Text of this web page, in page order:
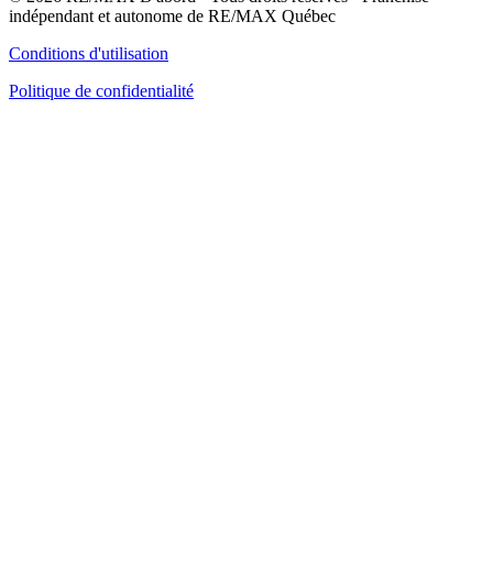
indépendant et autonome de RE/MAX Québec
Conditions d'utilisation
Politique de confidentialité